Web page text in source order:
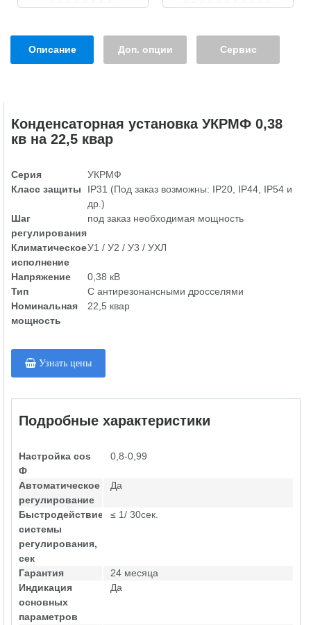
Описание Доп. опции Сервис
Конденсаторная установка УКРМФ 0,38
кв на 22,5 квар
Серия
УКРМФ
Класс защиты
IP31 (Под заказ возможны: IP20, IP44, IP54 и
др.)
Шаг
регулирования
под заказ необходимая мощность
Климатическое
исполнение
У1 / У2 / У3 / УХЛ
Напряжение
0,38 кВ
Тип
С антирезонансными дросселями
Номинальная
мощность
22,5 квар
Узнать цены
Подробные характеристики
Настройка cos
Ф
0,8-0,99
Автоматическое
регулирование
Да
Быстродействие
системы
регулирования,
сек
≤ 1/ 30сек.
Гарантия
24 месяца
Индикация
основных
параметров
Да